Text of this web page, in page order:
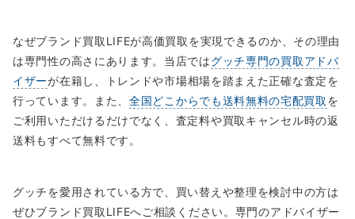
なぜブランド買取LIFEが高価買取を実現できるのか、その理由
は専門性の高さにあります。当店ではグッチ専門の買取アドバ
イザーが在籍し、トレンドや市場相場を踏まえた正確な査定を
行っています。また、 全国どこからでも送料無料の宅配買取 を
ご利用いただけるだけでなく、査定料や買取キャンセル時の返
送料もすべて無料です。
グッチを愛用されている方で、買い替えや整理を検討中の方は
ぜひブランド買取LIFEへご相談ください。専門のアドバイザー